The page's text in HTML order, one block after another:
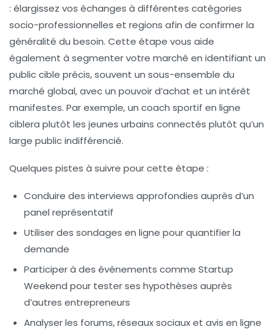
: élargissez vos échanges à différentes catégories
socio-professionnelles et regions afin de confirmer la
généralité du besoin. Cette étape vous aide
également à segmenter votre marché en identifiant un
public cible précis, souvent un sous-ensemble du
marché global, avec un pouvoir d’achat et un intérêt
manifestes. Par exemple, un coach sportif en ligne
ciblera plutôt les jeunes urbains connectés plutôt qu’un
large public indifférencié.
Quelques pistes à suivre pour cette étape :
Conduire des interviews approfondies auprès d’un
panel représentatif
Utiliser des sondages en ligne pour quantifier la
demande
Participer à des événements comme Startup
Weekend pour tester ses hypothèses auprès
d’autres entrepreneurs
Analyser les forums, réseaux sociaux et avis en ligne